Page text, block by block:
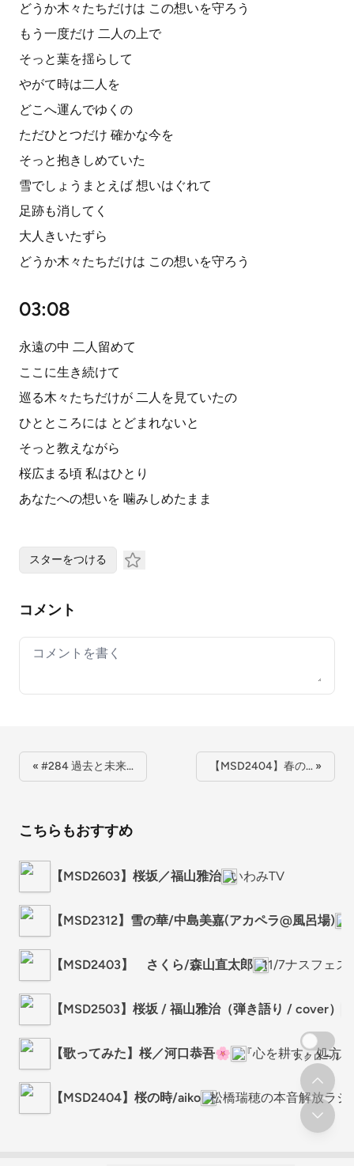
どうか木々たちだけは この想いを守ろう
もう一度だけ 二人の上で
そっと葉を揺らして
やがて時は二人を
どこへ運んでゆくの
ただひとつだけ 確かな今を
そっと抱きしめていた
雪でしょうまとえば 想いはぐれて
足跡も消してく
大人きいたずら
どうか木々たちだけは この想いを守ろう
03:08
永遠の中 二人留めて
ここに生き続けて
巡る木々たちだけが 二人を見ていたの
ひとところには とどまれないと
そっと教えながら
桜広まる頃 私はひとり
あなたへの想いを 噛みしめたまま
スターをつける
コメント
Your comment
« #284 過去と未来… 【MSD2404】春の… »
こちらもおすすめ
【MSD2603】桜坂／福山雅治 いわみTV
【MSD2312】雪の華/中島美嘉(アカペラ@風呂場)
【MSD2403】 さくら/森山直太郎 11/7ナスフェ
【MSD2503】桜坂 / 福山雅治（弾き語り / cover）
【歌ってみた】桜／河口恭吾🌸 『心を耕す』処方
【MSD2404】桜の時/aiko 松橋瑞穂の本音解放ラジ
スクロール